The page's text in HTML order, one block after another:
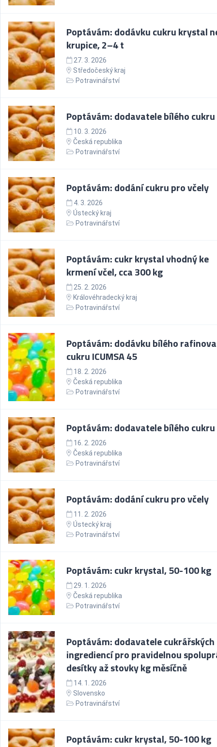
Poptávám: dodávku cukru krystal
krupice, 2–4 t
27. 3. 2026
Středočeský kraj
Potravinářství
Poptávám: dodavatele bílého cukru
10. 3. 2026
Česká republika
Potravinářství
Poptávám: dodání cukru pro včely
4. 3. 2026
Ústecký kraj
Potravinářství
Poptávám: cukr krystal vhodný ke
krmení včel, cca 300 kg
25. 2. 2026
Královéhradecký kraj
Potravinářství
Poptávám: dodávku bílého
cukru ICUMSA 45
18. 2. 2026
Česká republika
Potravinářství
Poptávám: dodavatele bílého cukru
16. 2. 2026
Česká republika
Potravinářství
Poptávám: dodání cukru pro včely
11. 2. 2026
Ústecký kraj
Potravinářství
Poptávám: cukr krystal, 50-100 kg
29. 1. 2026
Česká republika
Potravinářství
Poptávám: dodavatele cukrářských
ingrediencí pro pravidelnou
desítky až stovky kg měsíčně
14. 1. 2026
Slovensko
Potravinářství
Poptávám: cukr krystal, 50-100 kg